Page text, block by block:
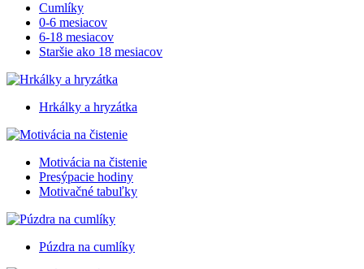
Cumlíky
0-6 mesiacov
6-18 mesiacov
Staršie ako 18 mesiacov
Hrkálky a hryzátka
Motivácia na čistenie
Presýpacie hodiny
Motivačné tabuľky
Púzdra na cumlíky